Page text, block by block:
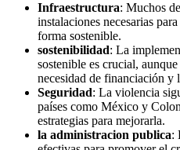
Infraestructura: Muchos
instalaciones necesarias
forma sostenible.
sostenibilidad: La
sostenible es crucial,
necesidad de financiación y
Seguridad: La violencia
países como México y
estrategias para mejorarla.
la administracion publica: